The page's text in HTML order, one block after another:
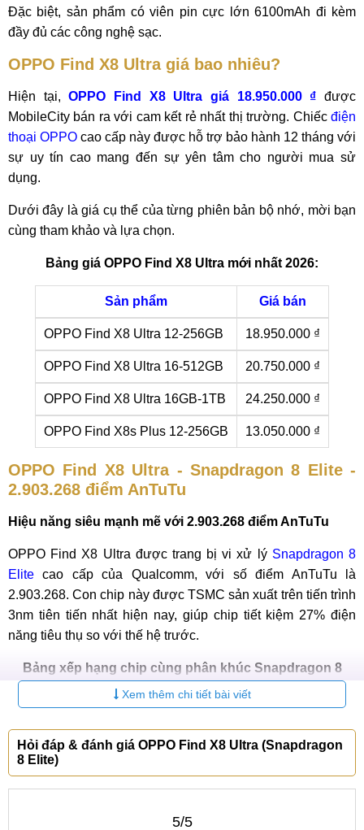
Đặc biệt, sản phẩm có viên pin cực lớn 6100mAh đi kèm
đầy đủ các công nghệ sạc.
OPPO Find X8 Ultra giá bao nhiêu?
Hiện tại,OPPO Find X8 Ultra giá 18.950.000 ₫ được
MobileCity bán ra với cam kết rẻ nhất thị trường. Chiếc điện
thoại OPPO cao cấp này được hỗ trợ bảo hành 12 tháng với
sự uy tín cao mang đến sự yên tâm cho người mua sử
dụng.
Dưới đây là giá cụ thể của từng phiên bản bộ nhớ, mời bạn
cùng tham khảo và lựa chọn.
Bảng giá OPPO Find X8 Ultra mới nhất 2026:
Sản phẩm Giá bán
OPPO Find X8 Ultra 12-256GB 18.950.000 ₫
OPPO Find X8 Ultra 16-512GB 20.750.000 ₫
OPPO Find X8 Ultra 16GB-1TB 24.250.000 ₫
OPPO Find X8s Plus 12-256GB 13.050.000 ₫
OPPO Find X8 Ultra - Snapdragon 8 Elite -
2.903.268 điểm AnTuTu
Hiệu năng siêu mạnh mẽ với 2.903.268 điểm AnTuTu
OPPO Find X8 Ultra được trang bị vi xử lý Snapdragon 8
Elite cao cấp của Qualcomm, với số điểm AnTuTu là
2.903.268. Con chip này được TSMC sản xuất trên tiến trình
3nm tiên tiến nhất hiện nay, giúp chip tiết kiệm 27% điện
năng tiêu thụ so với thế hệ trước.
Bảng xếp hạng chip cùng phân khúc Snapdragon 8
Elite:
Chipset Điểm AnTuTu
Dimensity 9400 2.809.458
Snapdragon 8 Gen 3
Xem thêm chi tiết bài viết
Hỏi đáp & đánh giá OPPO Find X8 Ultra (Snapdragon
8 Elite)
5/5